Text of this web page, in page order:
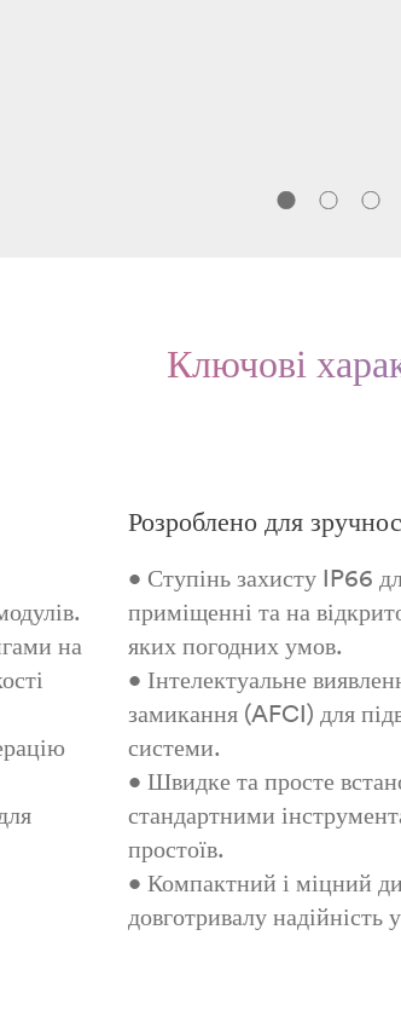
Ключові
на
Розроблено для
• Ступінь захисту IP66
приміщенні та на
яких погодних умов.
• Інтелектуальне
замикання (AFCI) для
системи.
• Швидке та просте
стандартними
простоїв.
• Компактний і міцний
довготривалу надійність